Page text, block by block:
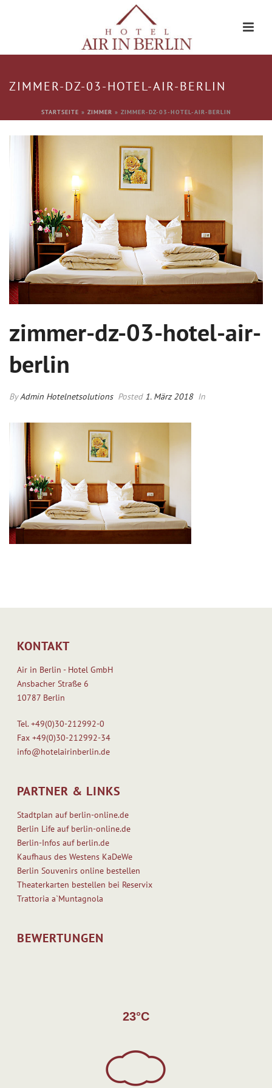
ZIMMER-DZ-03-HOTEL-AIR-BERLIN
STARTSEITE » ZIMMER » ZIMMER-DZ-03-HOTEL-AIR-BERLIN
zimmer-dz-03-hotel-air-
berlin
ByAdmin Hotelnetsolutions Posted 1. März 2018 In
KONTAKT
Air in Berlin - Hotel GmbH
Ansbacher Straße 6
10787 Berlin
Tel.+49(0)30-212992-0
Fax+49(0)30-212992-34
info@hotelairinberlin.de
PARTNER & LINKS
Stadtplan auf berlin-online.de
Berlin Life auf berlin-online.de
Berlin-Infos auf berlin.de
Kaufhaus des Westens KaDeWe
Berlin Souvenirs online bestellen
Theaterkarten bestellen bei Reservix
Trattoria a`Muntagnola
BEWERTUNGEN
23°C